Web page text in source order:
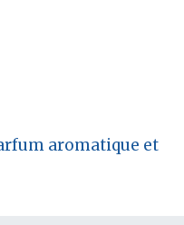
aromatique et